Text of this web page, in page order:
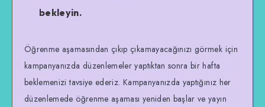
bekleyin.
Öğrenme aşamasından çıkıp çıkamayacağınızı görmek için
kampanyanızda düzenlemeler yaptıktan sonra bir hafta
beklemenizi tavsiye ederiz. Kampanyanızda yaptığınız her
düzenlemede öğrenme aşaması yeniden başlar ve yayın